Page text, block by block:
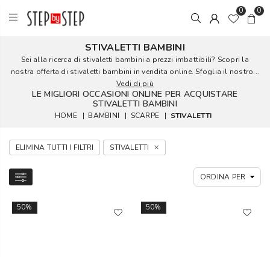
0 0
STIVALETTI BAMBINI
Sei alla ricerca di stivaletti bambini a prezzi imbattibili? Scopri la
nostra offerta di stivaletti bambini in vendita online. Sfoglia il nostro...
Vedi di più
LE MIGLIORI OCCASIONI ONLINE PER ACQUISTARE
STIVALETTI BAMBINI
HOME | BAMBINI | SCARPE | STIVALETTI
ELIMINA TUTTI I FILTRI STIVALETTI
50% 50%